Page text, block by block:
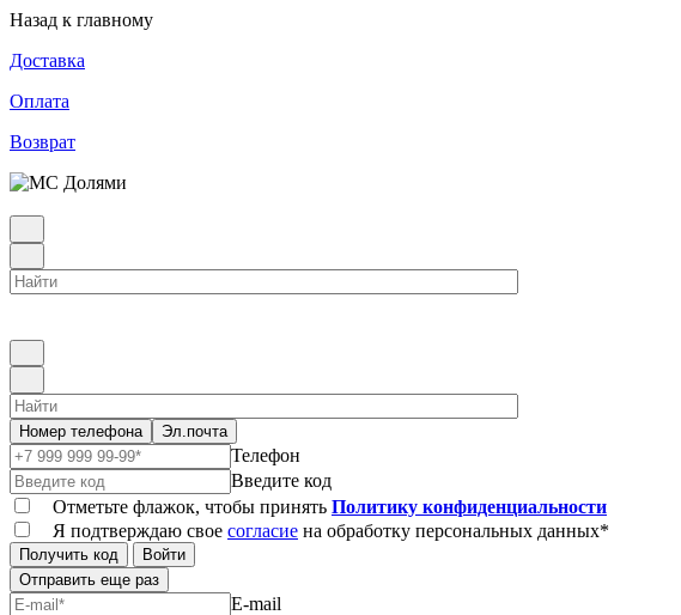
Назад к главному
Доставка
Оплата
Возврат
Номер телефона Эл.почта
Телефон
Введите код
Отметьте флажок, чтобы принять Политику конфиденциальности
Я подтверждаю свое согласие на обработку персональных данных*
Получить код
Войти
Отправить еще раз
E-mail